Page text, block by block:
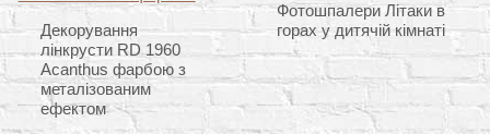
Декорування
лінкрусти RD 1960
Acanthus фарбою з
металізованим
ефектом
Фотошпалери Літаки в
горах у дитячій кімнаті